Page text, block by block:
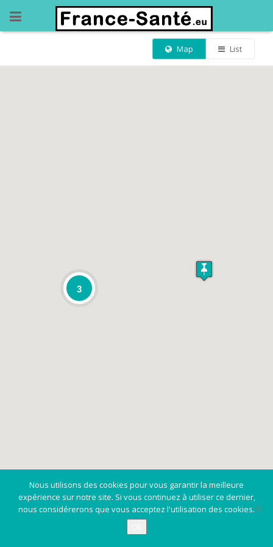
Map List
3
Nous utilisons des cookies pour vous garantir la meilleure
expérience sur notre site. Si vous continuez à utiliser ce dernier,
nous considérerons que vous acceptez l'utilisation des cookies.